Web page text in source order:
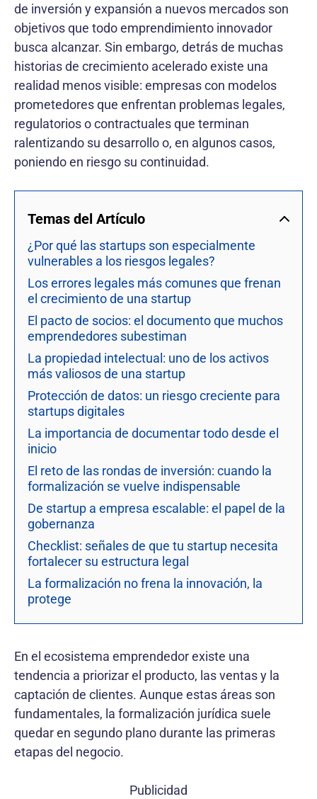
de inversión y expansión a nuevos mercados son
objetivos que todo emprendimiento innovador
busca alcanzar. Sin embargo, detrás de muchas
historias de crecimiento acelerado existe una
realidad menos visible: empresas con modelos
prometedores que enfrentan problemas legales,
regulatorios o contractuales que terminan
ralentizando su desarrollo o, en algunos casos,
poniendo en riesgo su continuidad.
Temas del Artículo
¿Por qué las startups son especialmente
vulnerables a los riesgos legales?
Los errores legales más comunes que frenan
el crecimiento de una startup
El pacto de socios: el documento que muchos
emprendedores subestiman
La propiedad intelectual: uno de los activos
más valiosos de una startup
Protección de datos: un riesgo creciente para
startups digitales
La importancia de documentar todo desde el
inicio
El reto de las rondas de inversión: cuando la
formalización se vuelve indispensable
De startup a empresa escalable: el papel de la
gobernanza
Checklist: señales de que tu startup necesita
fortalecer su estructura legal
La formalización no frena la innovación, la
protege
En el ecosistema emprendedor existe una
tendencia a priorizar el producto, las ventas y la
captación de clientes. Aunque estas áreas son
fundamentales, la formalización jurídica suele
quedar en segundo plano durante las primeras
etapas del negocio.
Publicidad